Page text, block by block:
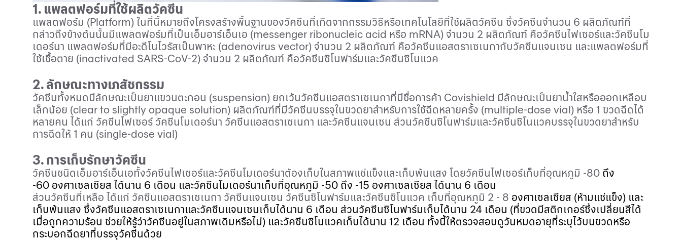
1. แพลตฟอร์มที่ใช้ผลิตวัคซีน
แพลตฟอร์ม (Platform) ในที่นี้หมายถึงโครงสร้างพื้นฐานของวัคซีนที่เกิดจากกรรมวิธีหรือเทคโนโลยีที่ใช้ผลิตวัคซีน ซึ่งวัคซีนจำนวน 6 ผลิตภัณฑ์ที่
กล่าวถึงข้างต้นนั้นมีแพลตฟอร์มที่เป็นเอ็มอาร์เอ็นเอ (messenger ribonucleic acid หรือ mRNA) จำนวน 2 ผลิตภัณฑ์ คือวัคซีนไฟเซอร์และวัคซีนโม
เดอร์นา แพลตฟอร์มที่มีอะดีโนไวรัสเป็นพาหะ (adenovirus vector) จำนวน 2 ผลิตภัณฑ์ คือวัคซีนแอสตราเซเนกากับวัคซีนแจนเซน และแพลตฟอร์มที่
ใช้เชื้อตาย (inactivated SARS-CoV-2) จำนวน 2 ผลิตภัณฑ์ คือวัคซีนซิโนฟาร์มและวัคซีนซิโนแวค
2. ลักษณะทางเภสัชกรรม
วัคซีนทั้งหมดมีลักษณะเป็นยาแขวนตะกอน (suspension) ยกเว้นวัคซีนแอสตราเซเนกาที่มีชื่อการค้า Covishield มีลักษณะเป็นยาน้ำใสหรือออกเหลือบ
เล็กน้อย (clear to slightly opaque solution) ผลิตภัณฑ์ที่มีวัคซีนบรรจุในขวดยาสำหรับการใช้ฉีดหลายครั้ง (multiple-dose vial) หรือ 1 ขวดฉีดได้
หลายคน ได้แก่ วัคซีนไฟเซอร์ วัคซีนโมเดอร์นา วัคซีนแอสตราเซเนกา และวัคซีนแจนเซน ส่วนวัคซีนซิโนฟาร์มและวัคซีนซิโนแวคบรรจุในขวดยาสำหรับ
การฉีดให้ 1 คน (single-dose vial)
3. การเก็บรักษาวัคซีน
วัคซีนชนิดเอ็มอาร์เอ็นเอทั้งวัคซีนไฟเซอร์และวัคซีนโมเดอร์นาต้องเก็บในสภาพแช่แข็งและเก็บพ้นแสง โดยวัคซีนไฟเซอร์เก็บที่อุณหภูมิ -80 ถึง
-60 องศาเซลเซียส ได้นาน 6 เดือน และวัคซีนโมเดอร์นาเก็บที่อุณหภูมิ -50 ถึง -15 องศาเซลเซียส ได้นาน 6 เดือน
ส่วนวัคซีนที่เหลือ ได้แก่ วัคซีนแอสตราเซเนกา วัคซีนแจนเซน วัคซีนซิโนฟาร์มและวัคซีนซิโนแวค เก็บที่อุณหภูมิ 2 - 8 องศาเซลเซียส (ห้ามแช่แข็ง) และ
เก็บพ้นแสง ซึ่งวัคซีนแอสตราเซเนกาและวัคซีนแจนเซนเก็บได้นาน 6 เดือน ส่วนวัคซีนซิโนฟาร์มเก็บได้นาน 24 เดือน (ที่ขวดมีสติกเกอร์ซึ่งเปลี่ยนสีได้
เมื่อถูกความร้อน ช่วยให้รู้ว่าวัคซีนอยู่ในสภาพเดิมหรือไม่) และวัคซีนซิโนแวคเก็บได้นาน 12 เดือน ทั้งนี้ให้ตรวจสอบดูวันหมดอายุที่ระบุไว้บนขวดหรือ
กระบอกฉีดยาที่บรรจุวัคซีนด้วย